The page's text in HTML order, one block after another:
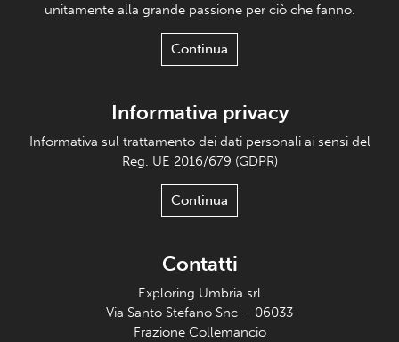
unitamente alla grande passione per ciò che fanno.
Continua
Informativa privacy
Informativa sul trattamento dei dati personali ai sensi del
Reg. UE 2016/679 (GDPR)
Continua
Contatti
Exploring Umbria srl
Via Santo Stefano Snc – 06033
Frazione Collemancio